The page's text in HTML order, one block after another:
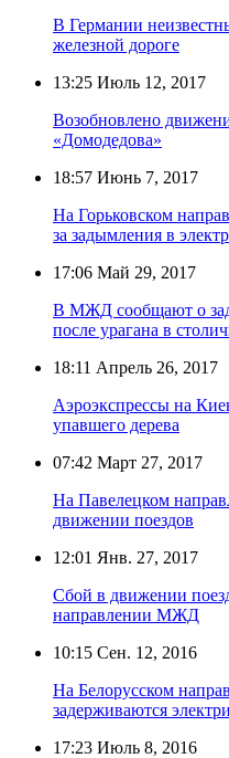
В Германии
железной дороге
13:25 Июль 12, 2017
Возобновлено
«Домодедова»
18:57 Июнь 7, 2017
На Горьковском
за задымления в
17:06 Май 29, 2017
В МЖД сообщают о
после урагана в
18:11 Апрель 26, 2017
Аэроэкспрессы на
упавшего дерева
07:42 Март 27, 2017
На Павелецком
движении поездов
12:01 Янв. 27, 2017
Сбой в движении
направлении МЖД
10:15 Сен. 12, 2016
На Белорусском
задерживаются
17:23 Июль 8, 2016